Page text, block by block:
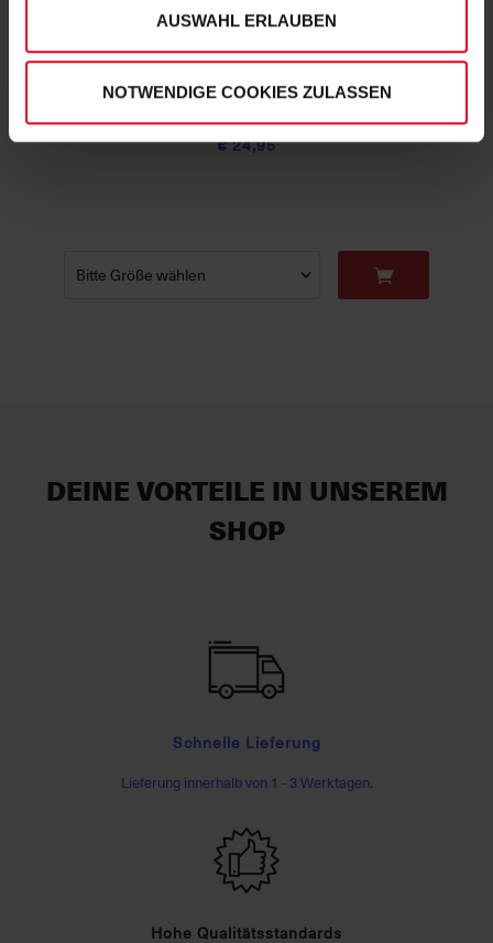
Impressum."
AUSWAHL ERLAUBEN
NOTWENDIGE COOKIES ZULASSEN
Frauen T-Shirt "Basislinie" (w) weiß
€ 24,95
DEINE VORTEILE IN UNSEREM
SHOP
Schnelle Lieferung
Lieferung innerhalb von 1 - 3 Werktagen.
Hohe Qualitätsstandards